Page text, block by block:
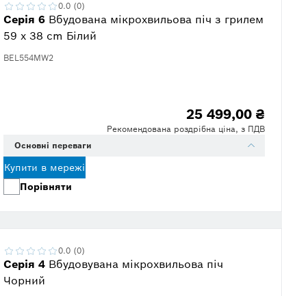
Серія 6 Вбудована мікрохвильова піч з грилем
59 x 38 cm Білий
BEL554MW2
0.0 (0)
25 499,00 ₴
Рекомендована роздрібна ціна, з ПДВ
Основні переваги
Купити в мережі
Порівняти
Серія 4 Вбудовувана мікрохвильова піч
Чорний
0.0 (0)